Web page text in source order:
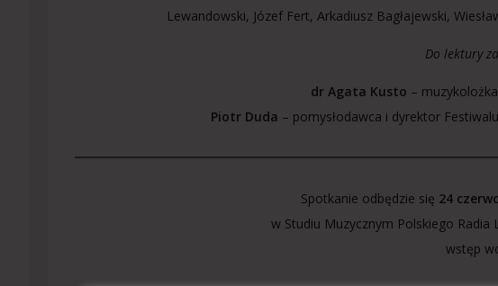
Lewandowski, Józef Fert, Arkadiusz Bagłajewski,
Do lektury
dr Agata Kusto –
Piotr Duda – pomysłodawca i dyrektor
Spotkanie odbędzie się 24
w Studiu Muzycznym Polskiego
wstęp